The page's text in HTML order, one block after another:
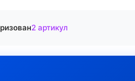
2 артикул